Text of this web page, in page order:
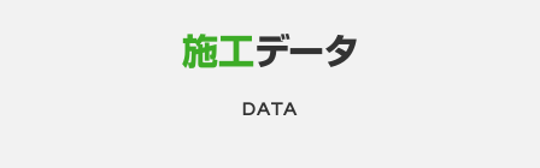
施工データ
DATA